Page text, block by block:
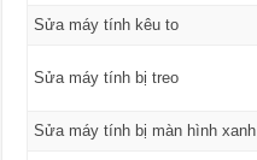
Sửa máy tính kêu to
Sửa máy tính bị treo
Sửa máy tính bị màn hình xanh